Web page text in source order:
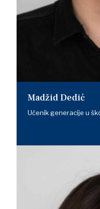
Madžid Dedić
Učenik generacije u